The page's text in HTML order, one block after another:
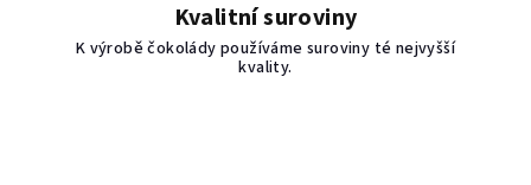
Kvalitní suroviny
K výrobě čokolády používáme suroviny té nejvyšší
kvality.